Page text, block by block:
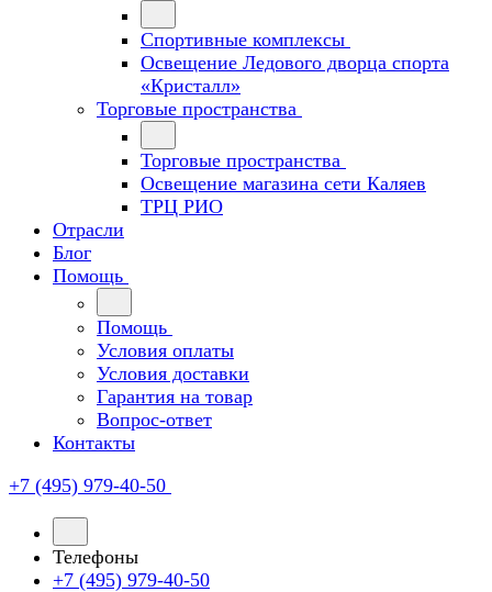
Спортивные комплексы
Освещение Ледового дворца спорта
«Кристалл»
Торговые пространства
Торговые пространства
Освещение магазина сети Каляев
ТРЦ РИО
Отрасли
Блог
Помощь
Помощь
Условия оплаты
Условия доставки
Гарантия на товар
Вопрос-ответ
Контакты
+7 (495) 979-40-50
Телефоны
+7 (495) 979-40-50